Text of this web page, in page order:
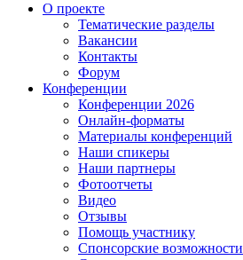
О проекте
Тематические разделы
Вакансии
Контакты
Форум
Конференции
Конференции 2026
Онлайн-форматы
Материалы конференций
Наши спикеры
Наши партнеры
Фотоотчеты
Видео
Отзывы
Помощь участнику
Спонсорские возможности